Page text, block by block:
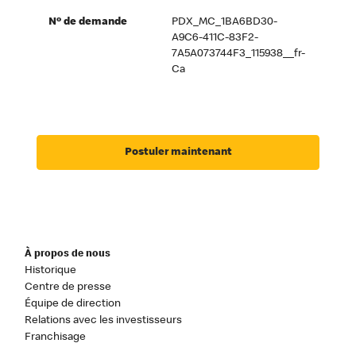
Nº de demande
PDX_MC_1BA6BD30-
A9C6-411C-83F2-
7A5A073744F3_115938__fr-
Ca
Postuler maintenant
À propos de nous
Historique
Centre de presse
Équipe de direction
Relations avec les investisseurs
Franchisage